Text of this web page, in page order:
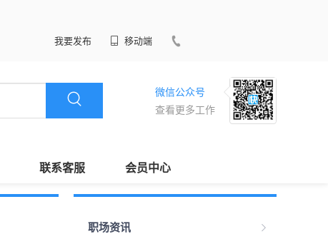
我要发布
移动端
微信公众号
查看更多工作
联系客服 会员中心
职场资讯